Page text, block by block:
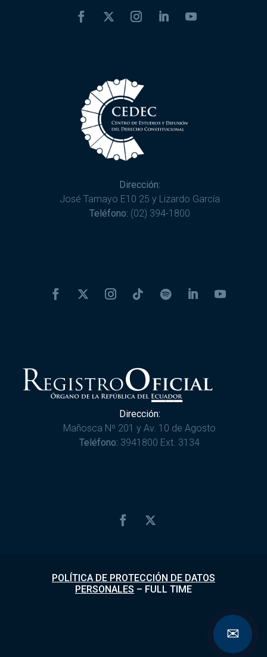
Dirección:
José Tamayo E10 25 y Lizardo García
Teléfono: (02) 394-1800
Dirección:
Mañosca Nº 201 y Av. 10 de Agosto
Teléfono: 3941800 Ext. 3134
POLÍTICA DE PROTECCIÓN DE DATOS
PERSONALES – FULL TIME
✉